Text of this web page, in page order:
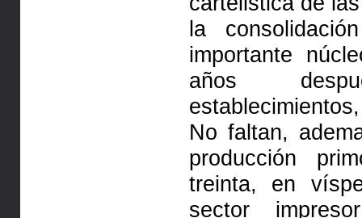
la
importante
años
No faltan,
producción
treinta, en
sector